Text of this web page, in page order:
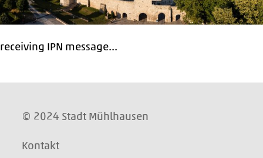
receiving IPN message...
© 2024 Stadt Mühlhausen
Kontakt